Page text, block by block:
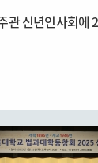
관 신년인사회에